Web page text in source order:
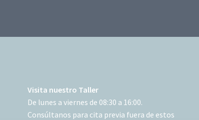
Visita nuestro Taller
De lunes a viernes de 08:30 a 16:00.
Consúltanos para cita previa fuera de estos